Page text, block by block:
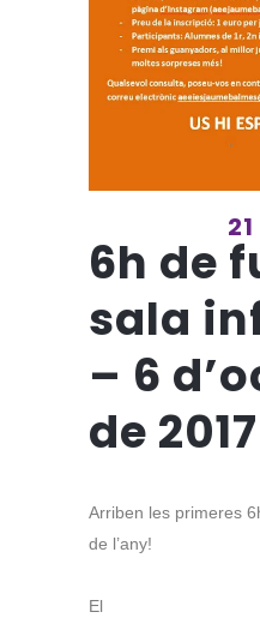
6h de
sala
– 6
de 2017
Arriben les primeres
de l’any!
El